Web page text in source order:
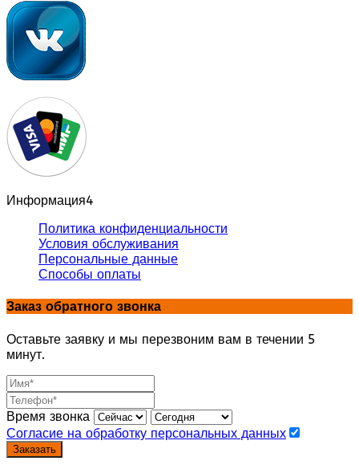
Информация4
Политика конфиденциальности
Условия обслуживания
Персональные данные
Способы оплаты
Заказ обратного звонка
Оставьте заявку и мы перезвоним вам в течении 5
минут.
Время звонка
Согласие на обработку персональных данных
Заказать